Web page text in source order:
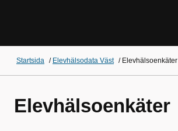
Startsida / Elevhälsodata Väst / Elevhälsoenkäter
Elevhälsoenkäter